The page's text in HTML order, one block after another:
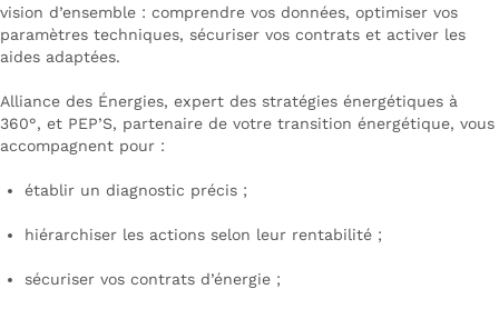
vision d’ensemble : comprendre vos données, optimiser vos
paramètres techniques, sécuriser vos contrats et activer les
aides adaptées.
Alliance des Énergies, expert des stratégies énergétiques à
360°, et PEP’S, partenaire de votre transition énergétique, vous
accompagnent pour :
établir un diagnostic précis ;
hiérarchiser les actions selon leur rentabilité ;
sécuriser vos contrats d’énergie ;